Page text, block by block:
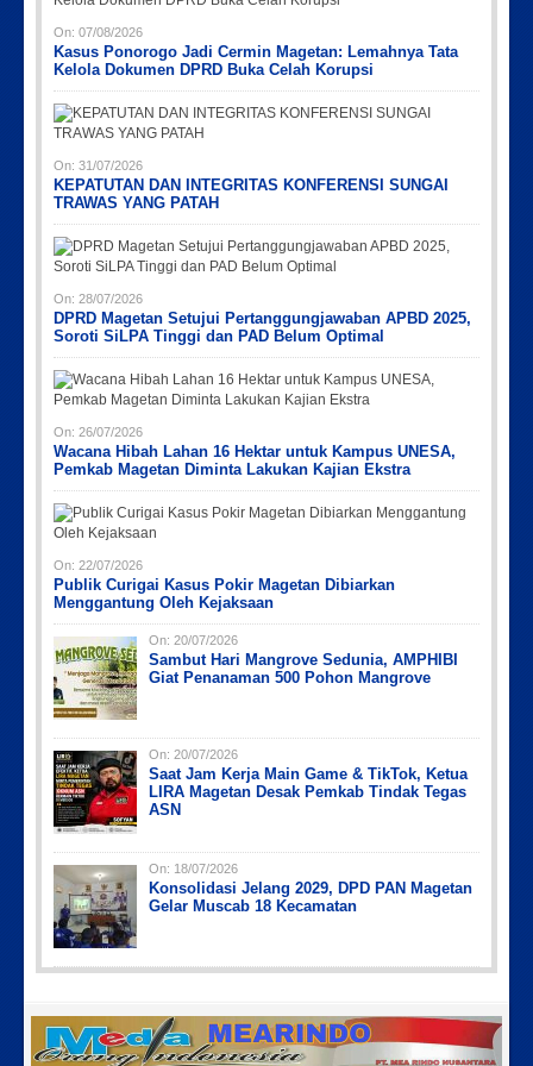
On: 07/08/2026
Kasus Ponorogo Jadi Cermin Magetan: Lemahnya Tata
Kelola Dokumen DPRD Buka Celah Korupsi
On: 31/07/2026
KEPATUTAN DAN INTEGRITAS KONFERENSI SUNGAI
TRAWAS YANG PATAH
On: 28/07/2026
DPRD Magetan Setujui Pertanggungjawaban APBD 2025,
Soroti SiLPA Tinggi dan PAD Belum Optimal
On: 26/07/2026
Wacana Hibah Lahan 16 Hektar untuk Kampus UNESA,
Pemkab Magetan Diminta Lakukan Kajian Ekstra
On: 22/07/2026
Publik Curigai Kasus Pokir Magetan Dibiarkan
Menggantung Oleh Kejaksaan
On: 20/07/2026
Sambut Hari Mangrove Sedunia, AMPHIBI
Giat Penanaman 500 Pohon Mangrove
On: 20/07/2026
Saat Jam Kerja Main Game & TikTok, Ketua
LIRA Magetan Desak Pemkab Tindak Tegas
ASN
On: 18/07/2026
Konsolidasi Jelang 2029, DPD PAN Magetan
Gelar Muscab 18 Kecamatan